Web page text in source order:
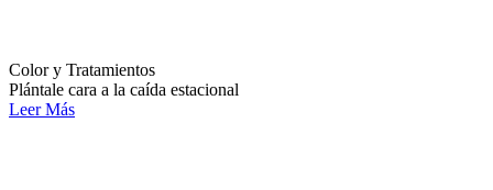
Color y Tratamientos
Plántale cara a la caída estacional
Leer Más